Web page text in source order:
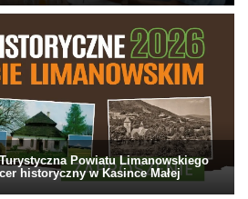
Powiatu Limanowskiego
historyczny w Kasince Małej